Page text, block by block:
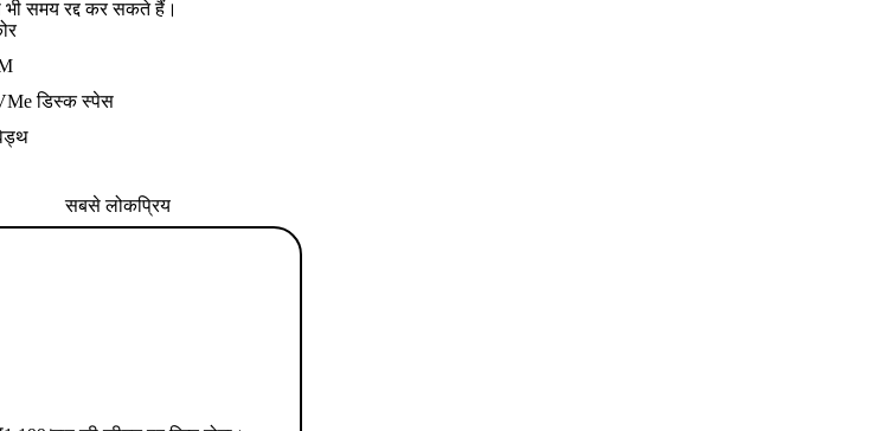
भी समय रद्द कर सकते हैं।
डिस्क स्पेस
सबसे लोकप्रिय